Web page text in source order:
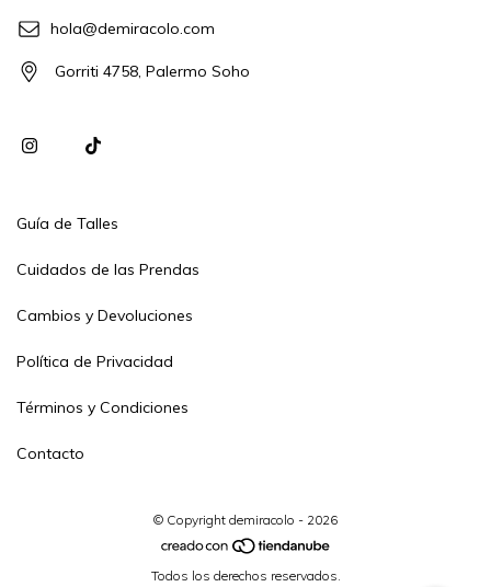
hola@demiracolo.com
Gorriti 4758, Palermo Soho
Guía de Talles
Cuidados de las Prendas
Cambios y Devoluciones
Política de Privacidad
Términos y Condiciones
Contacto
© Copyright demiracolo - 2026
Todos los derechos reservados.